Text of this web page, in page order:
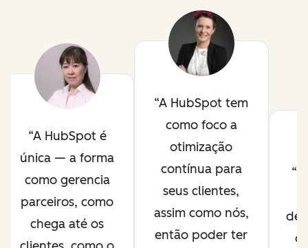
A HubSpot é
única — a forma
como gerencia
parceiros, como
chega até os
A HubSpot tem
como foco a
otimização
contínua para
seus clientes,
assim como nós,
então poder ter